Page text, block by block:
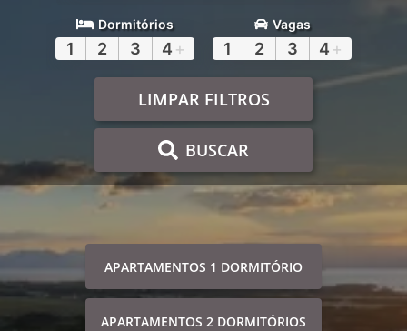
Dormitórios
1 2 3 4 +
Vagas
1 2 3 4 +
LIMPAR FILTROS
BUSCAR
APARTAMENTOS 1 DORMITÓRIO
APARTAMENTOS 2 DORMITÓRIOS